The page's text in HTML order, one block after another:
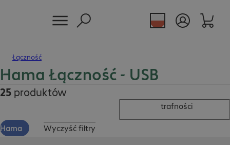
Łączność
Hama Łączność - USB
25 produktów
trafności
Hama Wyczyść filtry